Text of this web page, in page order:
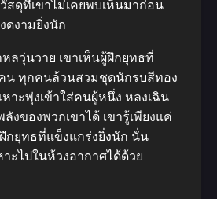
สดุที่เขาไม่เคยพบเห็นมาก่อน
ดงามยิ่งนัก
ลวุ่นวาย เขาเห็นผู้ฝึกยุทธที่
น ทุกคนล้วนสวมชุดนักรบสีทอง
าะพุ่งเข้าใส่คนผู้หนึ่ง หลงเฉิน
งของพวกเขาได้ เขารู้เพียงแค่
กยุทธที่แข็งแกร่งยิ่งนัก นั่น
ะไปในห้วงอากาศได้ด้วย